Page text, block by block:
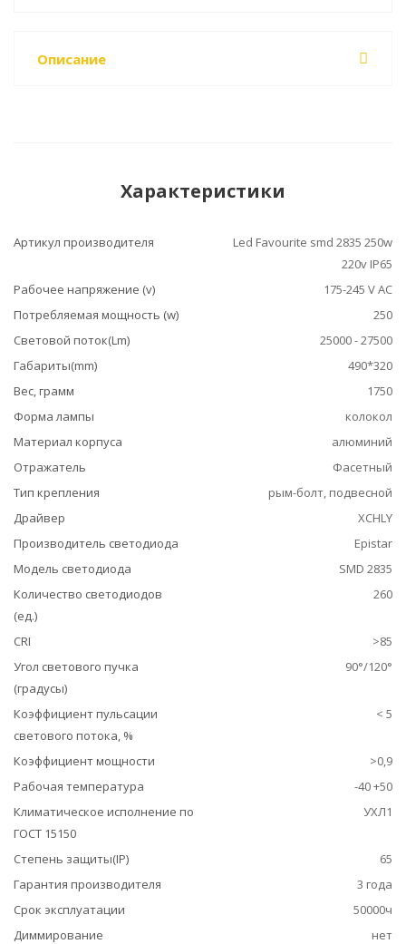
Описание
Характеристики
Артикул производителя
Led Favourite smd 2835 250w
220v IP65
Рабочее напряжение (v)
175-245 V AC
Потребляемая мощность (w)
250
Световой поток(Lm)
25000 - 27500
Габариты(mm)
490*320
Вес, грамм
1750
Форма лампы
колокол
Материал корпуса
алюминий
Отражатель
Фасетный
Тип крепления
рым-болт, подвесной
Драйвер
XCHLY
Производитель светодиода
Epistar
Модель светодиода
SMD 2835
Количество светодиодов
(ед.)
260
CRI
>85
Угол светового пучка
(градусы)
90°/120°
Коэффициент пульсации
светового потока, %
< 5
Коэффициент мощности
>0,9
Рабочая температура
-40 +50
Климатическое исполнение по
ГОСТ 15150
УХЛ1
Степень защиты(IP)
65
Гарантия производителя
3 года
Срок эксплуатации
50000ч
Диммирование
нет